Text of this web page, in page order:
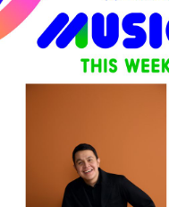
■番組X： @joqrlion
●DJ Fadil Camuiは、イ
88.0 FM」で「AMクラ
Mustangでのラジオ出
ツを制作しています。